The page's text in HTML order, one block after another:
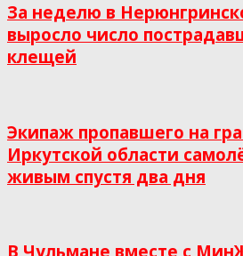
За неделю в
выросло число
клещей
Экипаж пропавшего на
Иркутской области
живым спустя два дня
В Чульмане вместе с